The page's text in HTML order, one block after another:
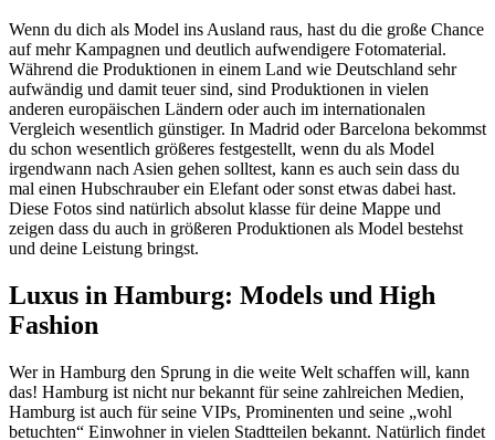
Wenn du dich als Model ins Ausland raus, hast du die große Chance
auf mehr Kampagnen und deutlich aufwendigere Fotomaterial.
Während die Produktionen in einem Land wie Deutschland sehr
aufwändig und damit teuer sind, sind Produktionen in vielen
anderen europäischen Ländern oder auch im internationalen
Vergleich wesentlich günstiger. In Madrid oder Barcelona bekommst
du schon wesentlich größeres festgestellt, wenn du als Model
irgendwann nach Asien gehen solltest, kann es auch sein dass du
mal einen Hubschrauber ein Elefant oder sonst etwas dabei hast.
Diese Fotos sind natürlich absolut klasse für deine Mappe und
zeigen dass du auch in größeren Produktionen als Model bestehst
und deine Leistung bringst.
Luxus in Hamburg: Models und High
Fashion
Wer in Hamburg den Sprung in die weite Welt schaffen will, kann
das! Hamburg ist nicht nur bekannt für seine zahlreichen Medien,
Hamburg ist auch für seine VIPs, Prominenten und seine „wohl
betuchten“ Einwohner in vielen Stadtteilen bekannt. Natürlich findet